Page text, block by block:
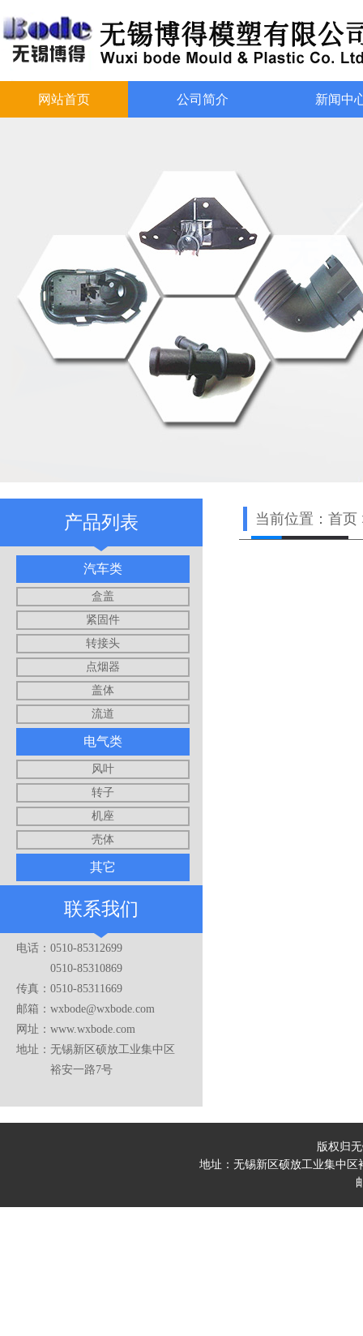
网站首页 公司简介 新闻中
产品列表
汽车类
盒盖
紧固件
转接头
点烟器
盖体
流道
电气类
风叶
转子
机座
壳体
其它
联系我们
电话：0510-85312699
0510-85310869
传真：0510-85311669
邮箱：wxbode@wxbode.com
网址：www.wxbode.com
地址：无锡新区硕放工业集中区
裕安一路7号
当前位置： 首页
版权归
地址：无锡新区硕放工业集中区